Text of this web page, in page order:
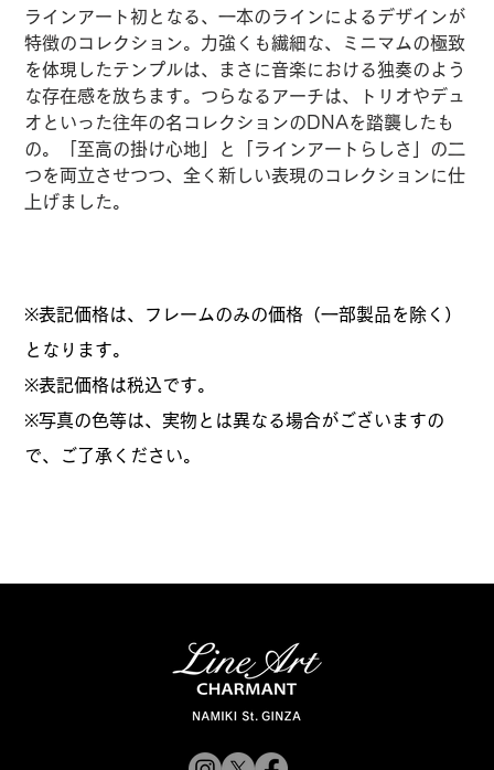
ラインアート初となる、一本のラインによるデザインが
特徴のコレクション。 力強くも繊細な、ミニマムの極致
を体現したテンプルは、まさに音楽における独奏のよう
な存在感を放ちます。つらなるアーチは、トリオやデュ
オといった往年の名コレクションのDNAを踏襲したも
の。
「至高の掛け心地」と「ラインアートらしさ」の二
つを両立させつつ、全く新しい表現のコレクションに仕
上げました。
※表記価格は、フレームのみの価格（一部製品を除く）
となります。
​※表記価格は税込です。
※写真の色等は、実物とは異なる場合がございますの
で、ご了承ください。